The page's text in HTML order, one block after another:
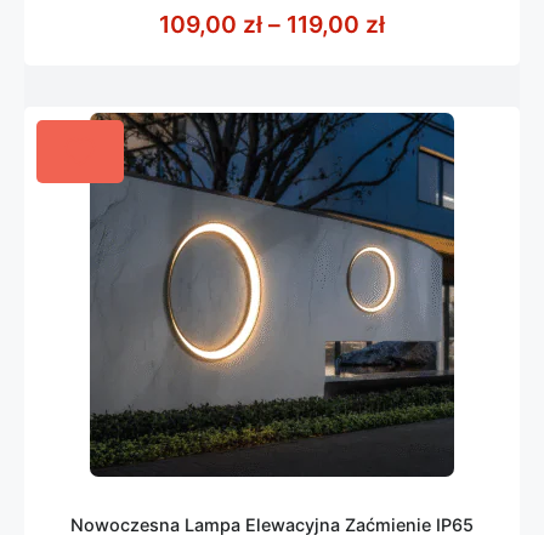
5
109,00 zł – 119,00 złZakres cen:
Nowoczesna Lampa Elewacyjna Zaćmienie IP65